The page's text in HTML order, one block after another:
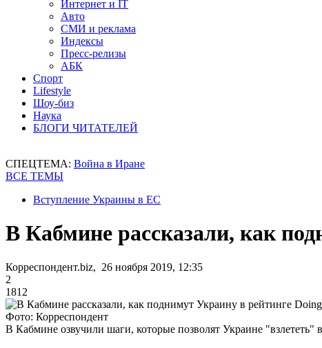
Интернет и IT
Авто
СМИ и реклама
Индексы
Пресс-релизы
АБК
Спорт
Lifestyle
Шоу-биз
Наука
БЛОГИ ЧИТАТЕЛЕЙ
СПЕЦТЕМА: Война в Иране
ВСЕ ТЕМЫ
Вступление Украины в ЕС
В Кабмине рассказали, как
Корреспондент.biz, 26 ноября 2019, 12:35
2
1812
Фото: Корреспондент
В Кабмине озвучили шаги, которые позволят Украине "взлететь"